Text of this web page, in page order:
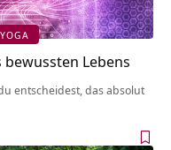
Lebens
entscheidest, das absolut